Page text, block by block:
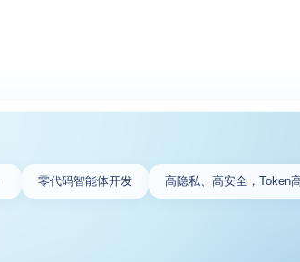
零代码智能体开发 高隐私、高安全，Token